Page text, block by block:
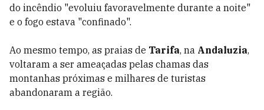
do incêndio "evoluiu favoravelmente durante a noite"
e o fogo estava "confinado".
Ao mesmo tempo, as praias de Tarifa, na Andaluzia,
voltaram a ser ameaçadas pelas chamas das
montanhas próximas e milhares de turistas
abandonaram a região.